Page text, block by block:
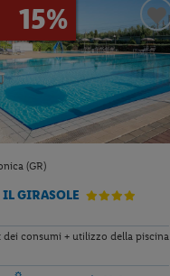
15%
(GR)
GIRASOLE
consumi + utilizzo della piscina